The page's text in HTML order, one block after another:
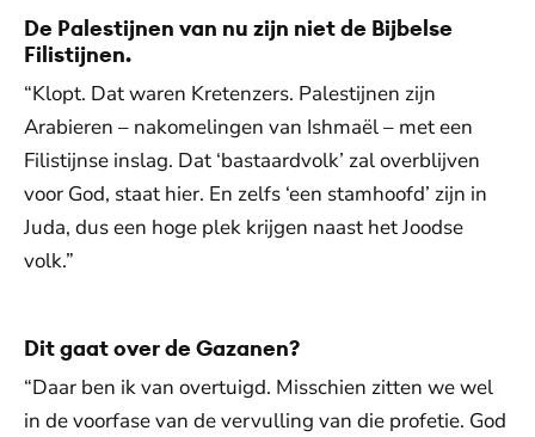
De Palestijnen van nu zijn niet de Bijbelse
Filistijnen.
“Klopt. Dat waren Kretenzers. Palestijnen zijn
Arabieren – nakomelingen van Ishmaël – met een
Filistijnse inslag. Dat ‘bastaardvolk’ zal overblijven
voor God, staat hier. En zelfs ‘een stamhoofd’ zijn in
Juda, dus een hoge plek krijgen naast het Joodse
volk.”
Dit gaat over de Gazanen?
“Daar ben ik van overtuigd. Misschien zitten we wel
in de voorfase van de vervulling van die profetie. God